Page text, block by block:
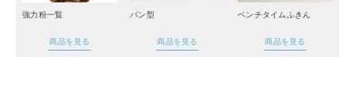
強力粉一覧
商品を見る
パン型
商品を見る
ベンチタイムふきん
商品を見る